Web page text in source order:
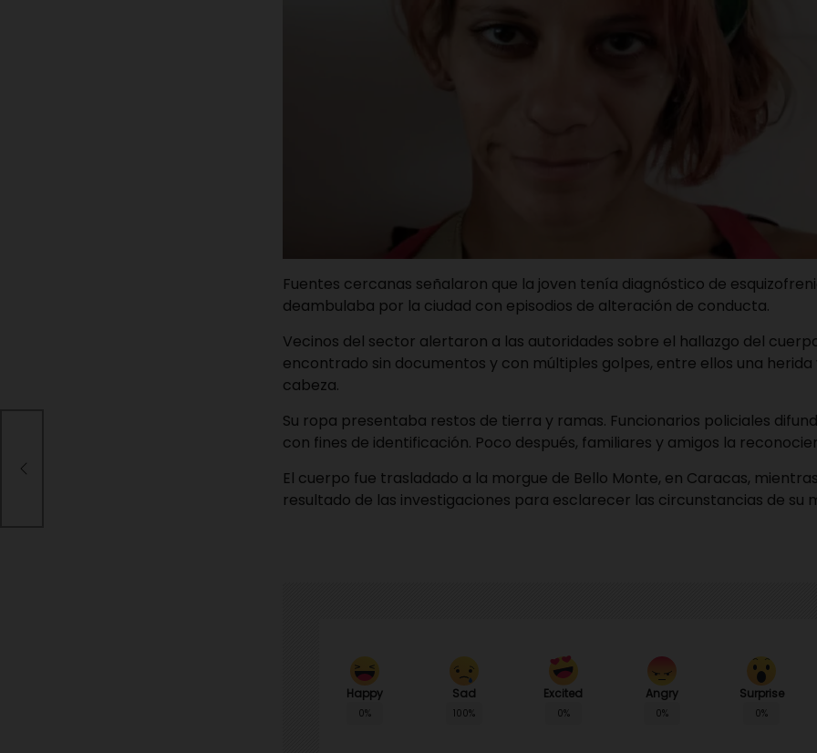
Fuentes cercanas señalaron que la joven tenía diagnóstico de
deambulaba por la ciudad con episodios de alteración de conducta.
Vecinos del sector alertaron a las autoridades sobre el hallazgo del
encontrado sin documentos y con múltiples golpes, entre ellos una herida
cabeza.
Su ropa presentaba restos de tierra y ramas. Funcionarios policiales
con fines de identificación. Poco después, familiares y amigos la
El cuerpo fue trasladado a la morgue de Bello Monte, en Caracas,
resultado de las investigaciones para esclarecer las circunstancias de su
Happy
0%
Sad
100%
Excited
0%
Angry
0%
Surprise
0%